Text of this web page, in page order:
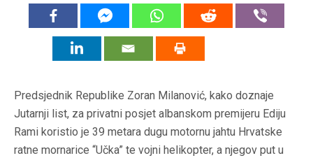
Predsjednik Republike Zoran Milanović, kako doznaje
Jutarnji list, za privatni posjet albanskom premijeru Ediju
Rami koristio je 39 metara dugu motornu jahtu Hrvatske
ratne mornarice “Učka” te vojni helikopter, a njegov put u